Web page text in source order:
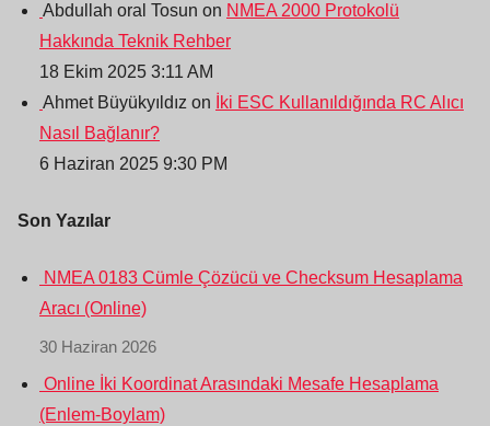
Abdullah oral Tosun on NMEA 2000 Protokolü
Hakkında Teknik Rehber
18 Ekim 2025 3:11 AM
Ahmet Büyükyıldız on
İki ESC Kullanıldığında RC Alıcı
Nasıl Bağlanır?
6 Haziran 2025 9:30 PM
Son Yazılar
NMEA 0183 Cümle Çözücü ve Checksum Hesaplama
Aracı (Online)
30 Haziran 2026
Online İki Koordinat Arasındaki Mesafe Hesaplama
(Enlem-Boylam)